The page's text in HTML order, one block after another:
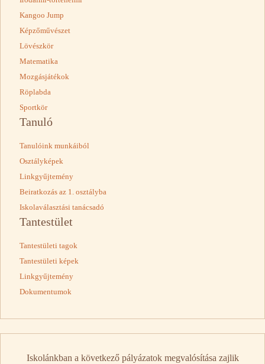
Kangoo Jump
Képzőművészet
Lövészkör
Matematika
Mozgásjátékok
Röplabda
Sportkör
Tanuló
Tanulóink munkáiból
Osztályképek
Linkgyűjtemény
Beiratkozás az 1. osztályba
Iskolaválasztási tanácsadó
Tantestület
Tantestületi tagok
Tantestületi képek
Linkgyűjtemény
Dokumentumok
Iskolánkban a következő pályázatok megvalósítása zajlik